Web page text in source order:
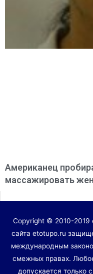
Американец
массажировать
Copyright © 2010-2019
сайта etotupo.ru
международным
смежных правах.
допускается только